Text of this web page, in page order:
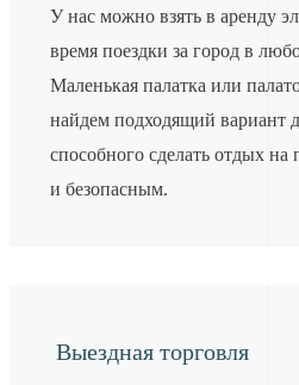
У нас можно взять в аренду
время поездки за город в
Маленькая палатка или
найдем подходящий вариант
способного сделать отдых
и безопасным.
Выездная торговля